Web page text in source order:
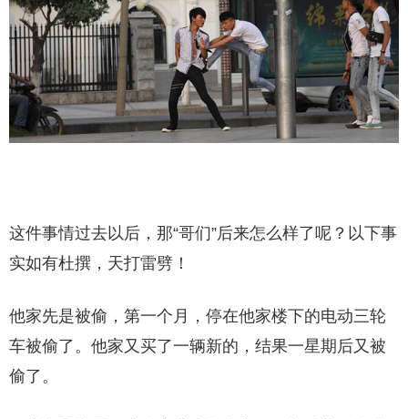
这件事情过去以后，那“哥们”后来怎么样了呢？以下事
实如有杜撰，天打雷劈！
他家先是被偷，第一个月，停在他家楼下的电动三轮
车被偷了。他家又买了一辆新的，结果一星期后又被
偷了。